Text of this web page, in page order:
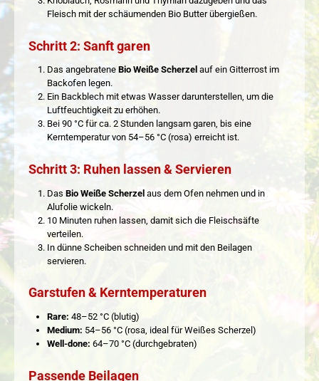
Fleisch mit der schäumenden Bio Butter übergießen.
Schritt 2: Sanft garen
Das angebratene Bio Weiße Scherzel auf ein Gitterrost im
Backofen legen.
Ein Backblech mit etwas Wasser darunterstellen, um die
Luftfeuchtigkeit zu erhöhen.
Bei 90 °C für ca. 2 Stunden langsam garen, bis eine
Kerntemperatur von 54–56 °C (rosa) erreicht ist.
Schritt 3: Ruhen lassen & Servieren
Das Bio Weiße Scherzelaus dem Ofen nehmen und in
Alufolie wickeln.
10 Minuten ruhen lassen, damit sich die Fleischsäfte
verteilen.
In dünne Scheiben schneiden und mit den Beilagen
servieren.
Garstufen & Kerntemperaturen
Rare: 48–52 °C (blutig)
Medium: 54–56 °C (rosa, ideal für Weißes Scherzel)
Well-done: 64–70 °C (durchgebraten)
Passende Beilagen